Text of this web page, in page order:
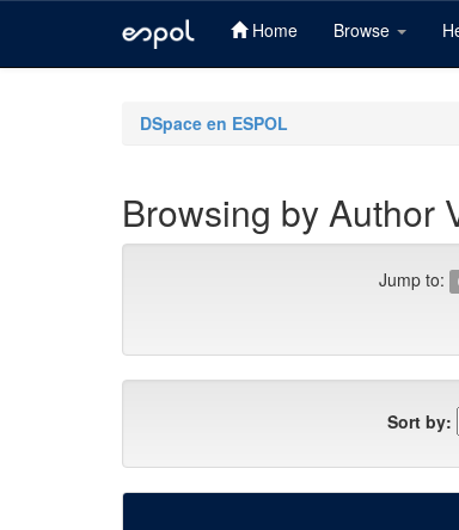
Home Browse
DSpace en ESPOL
Browsing by Author
Jump to:
Sort by: